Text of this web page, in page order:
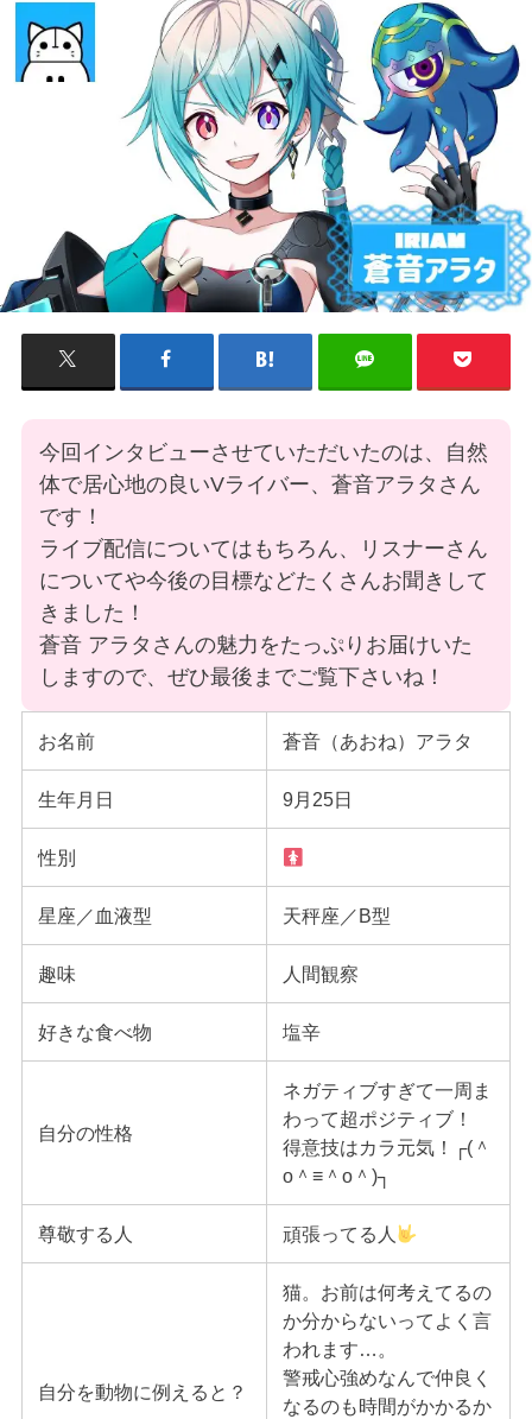
今回インタビューさせていただいたのは、自然
体で居心地の良いVライバー、蒼音アラタさん
です！
ライブ配信についてはもちろん、リスナーさん
についてや今後の目標などたくさんお聞きして
きました！
蒼音 アラタさんの魅力をたっぷりお届けいた
しますので、ぜひ最後までご覧下さいね！
お名前 蒼音（あおね）アラタ
生年月日 9月25日
性別
星座／血液型 天秤座／B型
趣味 人間観察
好きな食べ物 塩辛
自分の性格
ネガティブすぎて一周ま
わって超ポジティブ！
得意技はカラ元気！┌(＾
o＾≡＾o＾)┐
尊敬する人 頑張ってる人
自分を動物に例えると？
猫。お前は何考えてるの
か分からないってよく言
われます…。
警戒心強めなんで仲良く
なるのも時間がかかるか